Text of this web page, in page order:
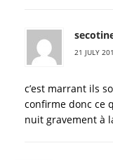
21 JULY
c’est marrant ils
confirme donc ce
nuit gravement à